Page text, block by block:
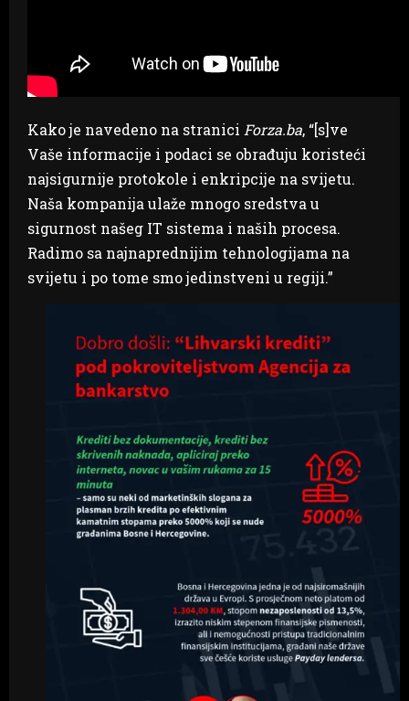
Kako je navedeno na stranici Forza.ba, “[s]ve
Vaše informacije i podaci se obrađuju koristeći
najsigurnije protokole i enkripcije na svijetu.
Naša kompanija ulaže mnogo sredstva u
sigurnost našeg IT sistema i naših procesa.
Radimo sa najnaprednijim tehnologijama na
svijetu i po tome smo jedinstveni u regiji.”